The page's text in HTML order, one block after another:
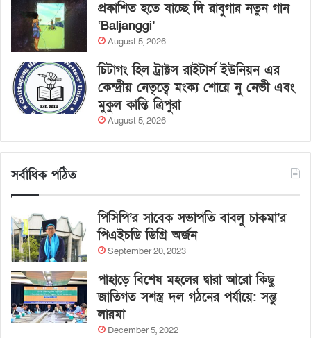
প্রকাশিত হতে যাচ্ছে দি রাবুগার নতুন গান
‘Baljanggi’
August 5, 2026
চিটাগং হিল ট্রাক্টস রাইটার্স ইউনিয়ন এর
কেন্দ্রীয় নেতৃত্বে মংক্য শোয়ে নু নেভী এবং
মুকুল কান্তি ত্রিপুরা
August 5, 2026
সর্বাধিক পঠিত
পিসিপি’র সাবেক সভাপতি বাবলু চাকমা’র
পিএইচডি ডিগ্রি অর্জন
September 20, 2023
পাহাড়ে বিশেষ মহলের দ্বারা আরো কিছু
জাতিগত সশস্ত্র দল গঠনের পর্যায়ে: সন্তু
লারমা
December 5, 2022